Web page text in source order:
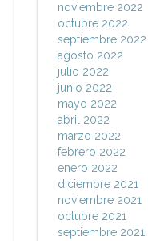
noviembre 2022
octubre 2022
septiembre 2022
agosto 2022
julio 2022
junio 2022
mayo 2022
abril 2022
marzo 2022
febrero 2022
enero 2022
diciembre 2021
noviembre 2021
octubre 2021
septiembre 2021